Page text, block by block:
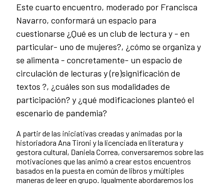
Este cuarto encuentro, moderado por Francisca
Navarro, conformará un espacio para
cuestionarse ¿Qué es un club de lectura y - en
particular- uno de mujeres?, ¿cómo se organiza y
se alimenta - concretamente- un espacio de
circulación de lecturas y (re)significación de
textos ?, ¿cuáles son sus modalidades de
participación? y ¿qué modificaciones planteó el
escenario de pandemia?
A partir de las iniciativas creadas y animadas por la
historiadora Ana Tironi y la licenciada en literatura y
gestora cultural, Daniela Correa, conversaremos sobre las
motivaciones que las animó a crear estos encuentros
basados en la puesta en común de libros y múltiples
maneras de leer en grupo. Igualmente abordaremos los